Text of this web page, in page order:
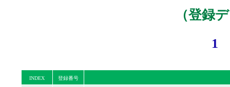
（登録
1
INDEX 登録番号